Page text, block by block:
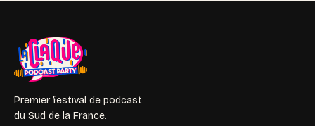
Premier festival de podcast
du Sud de la France.